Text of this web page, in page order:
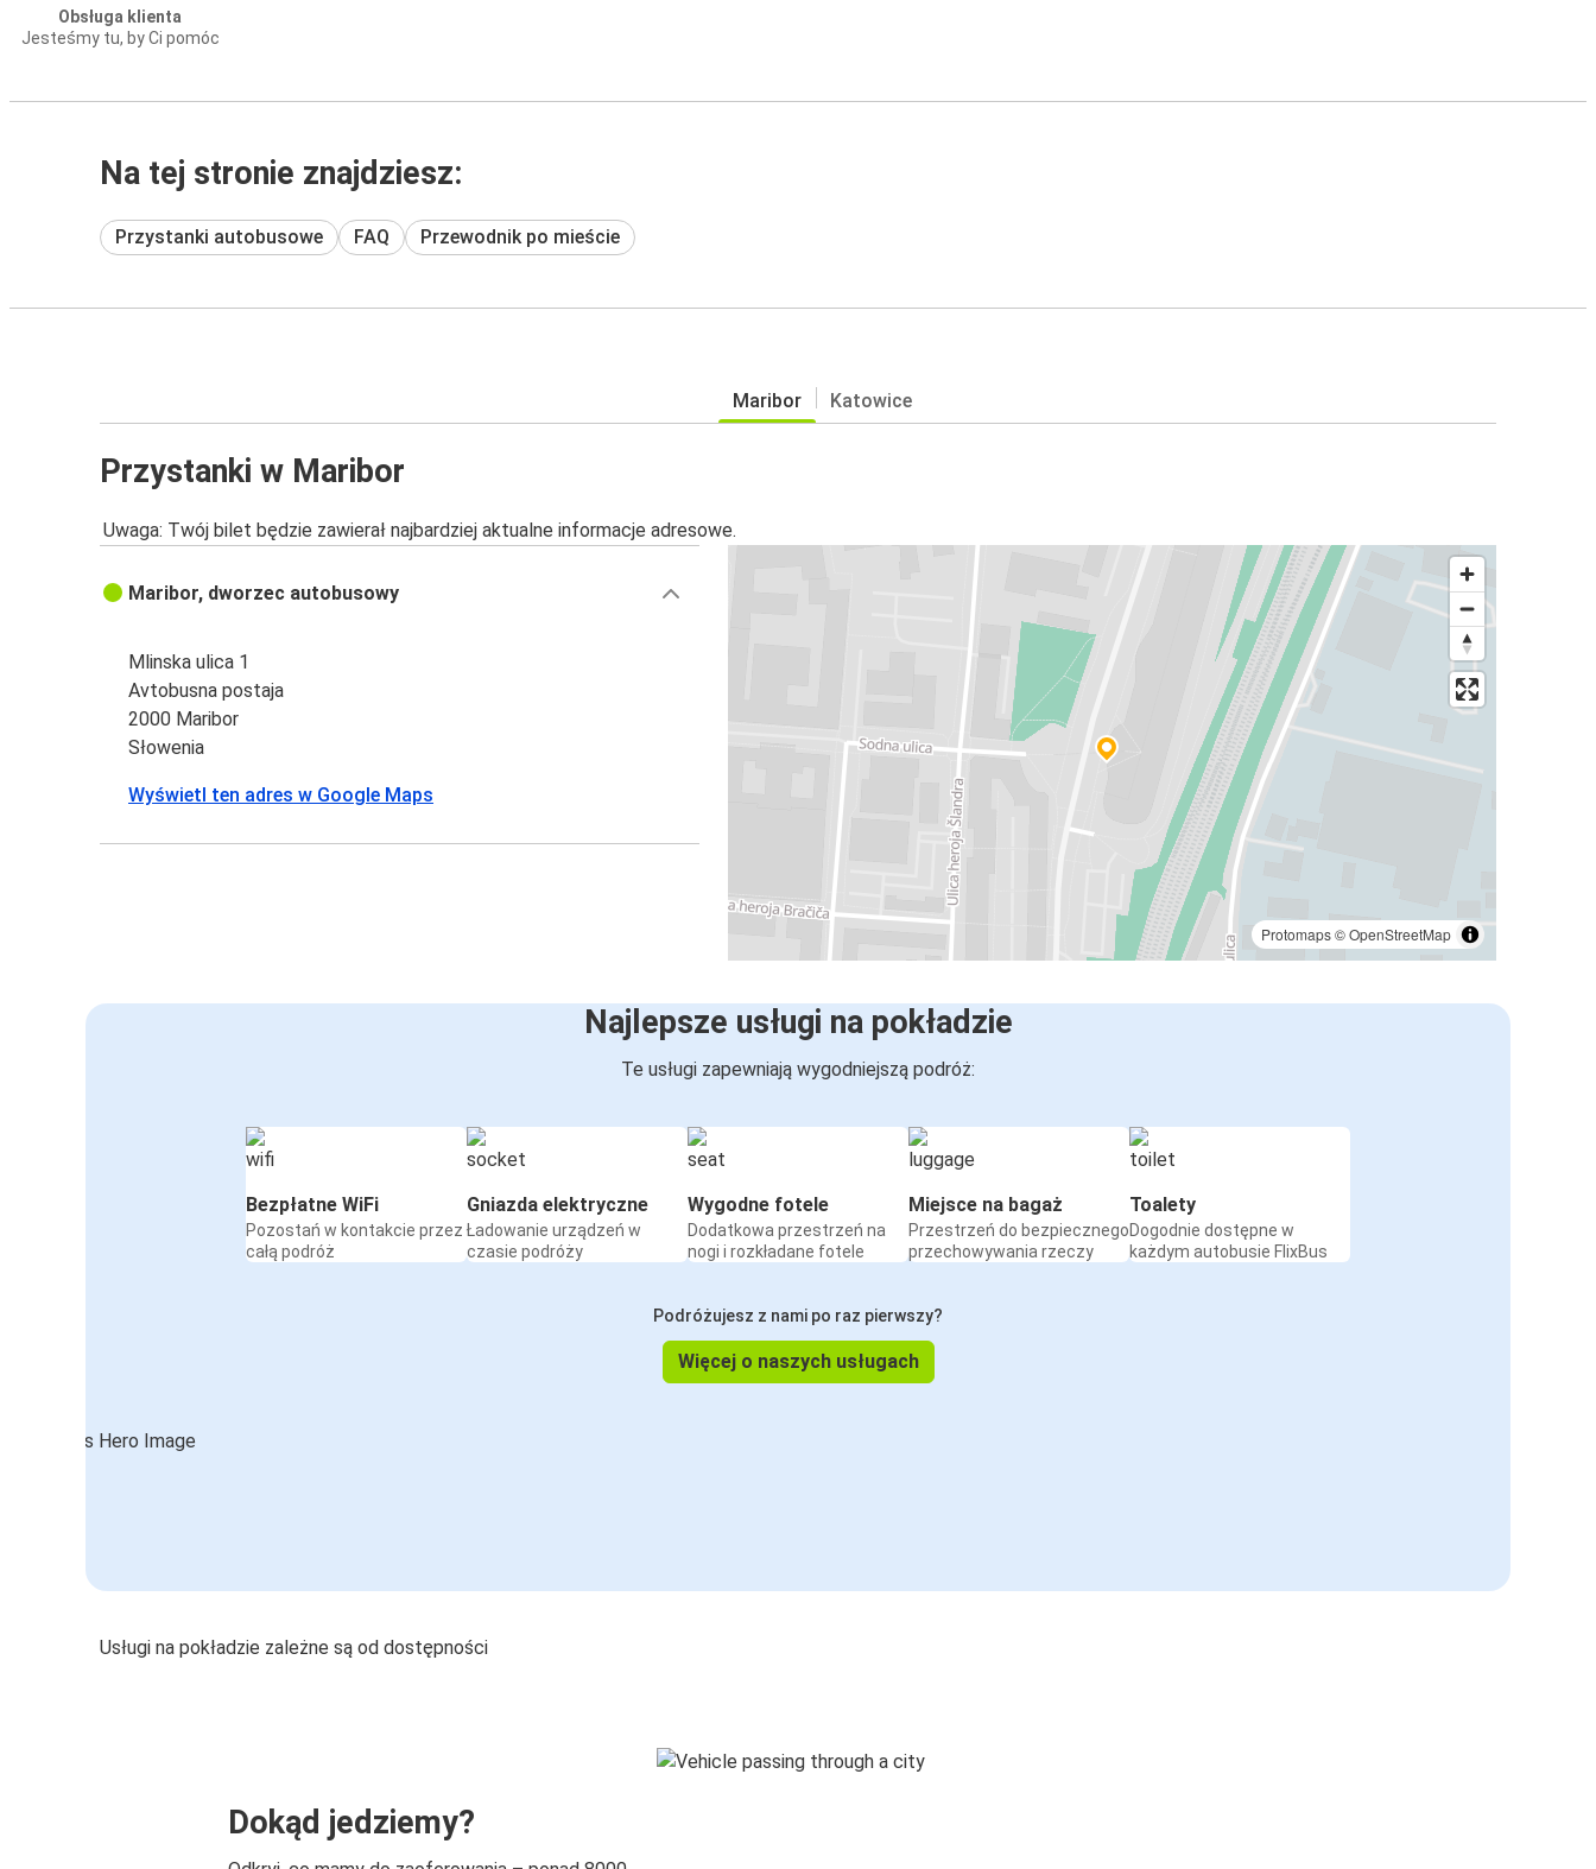
Obsługa klienta
Jesteśmy tu, by Ci pomóc
Na tej stronie znajdziesz:
Przystanki autobusowe FAQ Przewodnik po mieście
Maribor Katowice
Przystanki w Maribor
Uwaga: Twój bilet będzie zawierał najbardziej aktualne informacje adresowe.
Protomaps©OpenStreetMap
Maribor, dworzec autobusowy
Mlinska ulica 1
Avtobusna postaja
2000 Maribor
Słowenia
Wyświetl ten adres w Google Maps
Najlepsze usługi na pokładzie
Te usługi zapewniają wygodniejszą podróż:
Bezpłatne WiFi
Pozostań w kontakcie przez
całą podróż
Gniazda elektryczne
Ładowanie urządzeń w
czasie podróży
Wygodne fotele
Dodatkowa przestrzeń na
nogi i rozkładane fotele
Miejsce na bagaż
Przestrzeń do bezpiecznego
przechowywania rzeczy
Toalety
Dogodnie dostępne w
każdym autobusie FlixBus
Podróżujesz z nami po raz pierwszy?
Więcej o naszych usługach
Usługi na pokładzie zależne są od dostępności
Dokąd jedziemy?